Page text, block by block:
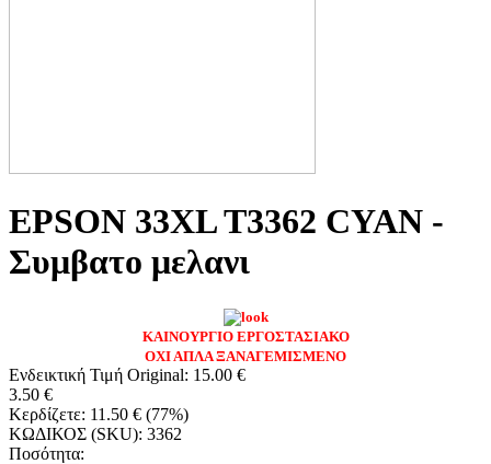
EPSON 33XL T3362 CYAN -
Συμβατο μελανι
ΚΑΙΝΟΥΡΓΙΟ ΕΡΓΟΣΤΑΣΙΑΚΟ
ΟΧΙ ΑΠΛΑ ΞΑΝΑΓΕΜΙΣΜΕΝΟ
Ενδεικτική Τιμή Original: 15.00 €
3.50 €
Κερδίζετε: 11.50 € (77%)
ΚΩΔΙΚΟΣ (SKU): 3362
Ποσότητα: